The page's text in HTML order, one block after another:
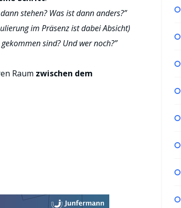
stehen? Was ist dann anders?”
im Präsenz ist dabei Absicht)
sind? Und wer noch?”
Raum zwischen dem